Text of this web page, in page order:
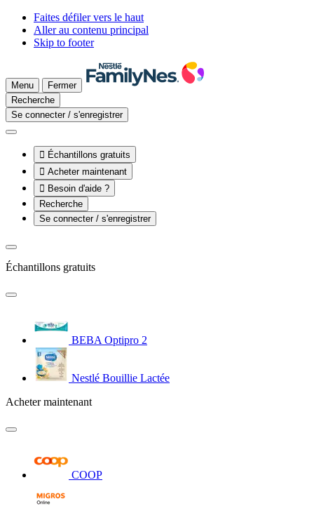
Faites défiler vers le haut
Aller au contenu principal
Skip to footer
Menu
Fermer
Recherche
Se connecter / s'enregistrer
 Échantillons gratuits
 Acheter maintenant
 Besoin d'aide ?
Recherche
Se connecter / s'enregistrer
Échantillons gratuits
BEBA Optipro 2
Nestlé Bouillie Lactée
Acheter maintenant
COOP